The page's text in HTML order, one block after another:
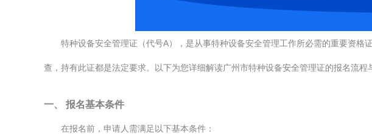
特种设备安全管理证（代号A），是从事特种设备安全管理工作所必需的重要资
查，持有此证都是法定要求。以下为您详细解读广州市特种设备安全管理证的报名流程
一、 报名基本条件
在报名前，申请人需满足以下基本条件：